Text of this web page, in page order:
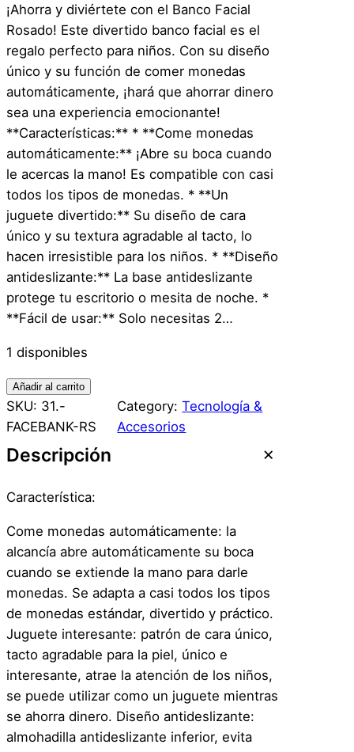
¡Ahorra y diviértete con el Banco Facial
Rosado! Este divertido banco facial es el
regalo perfecto para niños. Con su diseño
único y su función de comer monedas
automáticamente, ¡hará que ahorrar dinero
sea una experiencia emocionante!
**Características:** * **Come monedas
automáticamente:** ¡Abre su boca cuando
le acercas la mano! Es compatible con casi
todos los tipos de monedas. * **Un
juguete divertido:** Su diseño de cara
único y su textura agradable al tacto, lo
hacen irresistible para los niños. * **Diseño
antideslizante:** La base antideslizante
protege tu escritorio o mesita de noche. *
**Fácil de usar:** Solo necesitas 2…
1 disponibles
F
a
c
e
a
k
R
o
s
a
d
a
,
A
l
c
Añadir al carrito
SKU: 31.-
FACEBANK-RS
Category:Tecnología &
Accesorios
Descripción
Característica:
Come monedas automáticamente: la
alcancía abre automáticamente su boca
cuando se extiende la mano para darle
monedas. Se adapta a casi todos los tipos
de monedas estándar, divertido y práctico.
Juguete interesante: patrón de cara único,
tacto agradable para la piel, único e
interesante, atrae la atención de los niños,
se puede utilizar como un juguete mientras
se ahorra dinero. Diseño antideslizante:
almohadilla antideslizante inferior, evita